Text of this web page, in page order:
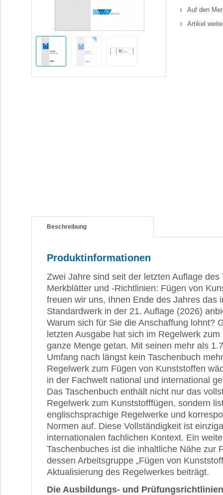
Auf den
Artikel
Beschreibung
Produktinformationen
Zwei Jahre sind seit der letzten Auflage des
Merkblätter und -Richtlinien: Fügen von
freuen wir uns, Ihnen Ende des Jahres das
Standardwerk in der 21. Auflage (2026)
Warum sich für Sie die Anschaffung lohnt?
letzten Ausgabe hat sich im Regelwerk
ganze Menge getan. Mit seinen mehr als
Umfang nach längst kein Taschenbuch
Regelwerk zum Fügen von Kunststoffen
in der Fachwelt national und international
Das Taschenbuch enthält nicht nur das
Regelwerk zum Kunststofffügen, sondern
englischsprachige Regelwerke und
Normen auf. Diese Vollständigkeit ist
internationalen fachlichen Kontext. Ein
Taschenbuches ist die inhaltliche Nähe zur
dessen Arbeitsgruppe „Fügen von
Aktualisierung des Regelwerkes beiträgt.
Die Ausbildungs- und